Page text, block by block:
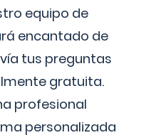
equipo de
encantado de
tus preguntas
gratuita.
profesional
personalizada